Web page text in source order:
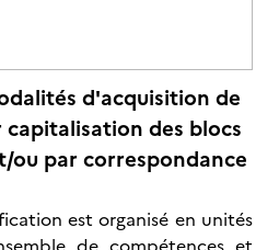
d'acquisition de
des blocs
ou par correspondance
est organisé en unités